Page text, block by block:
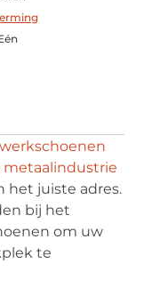
metaalindustrie
het juiste adres.
bij het
om uw
te